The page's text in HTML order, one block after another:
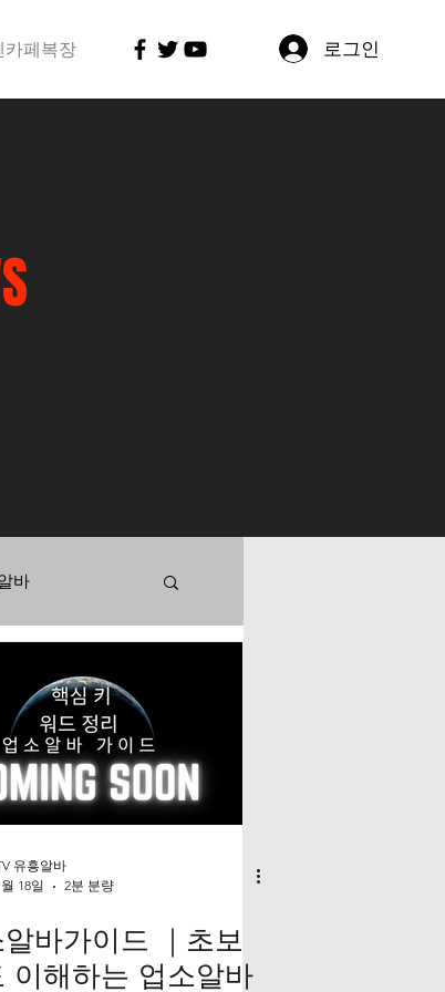
카페복장 로그인
바
알바
유흥알바
18일
2분 분량
바가이드 ｜초보
이해하는 업소알바